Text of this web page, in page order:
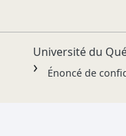
Université du
Énoncé de